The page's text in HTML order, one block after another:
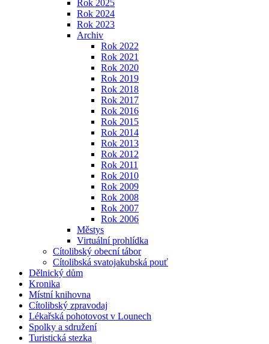
Rok 2025
Rok 2024
Rok 2023
Archiv
Rok 2022
Rok 2021
Rok 2020
Rok 2019
Rok 2018
Rok 2017
Rok 2016
Rok 2015
Rok 2014
Rok 2013
Rok 2012
Rok 2011
Rok 2010
Rok 2009
Rok 2008
Rok 2007
Rok 2006
Městys
Virtuální prohlídka
Cítolibský obecní tábor
Cítolibská svatojakubská pouť
Dělnický dům
Kronika
Místní knihovna
Cítolibský zpravodaj
Lékařská pohotovost v Lounech
Spolky a sdružení
Turistická stezka